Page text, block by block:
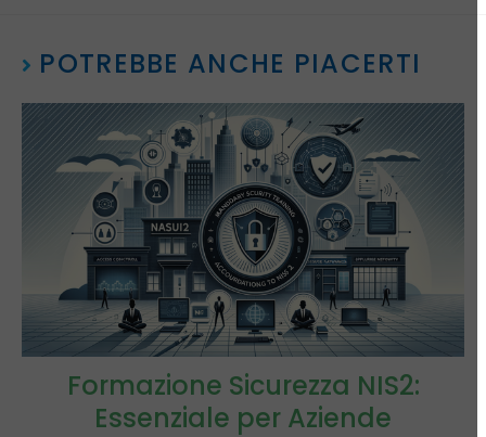
POTREBBE ANCHE PIACERTI
Formazione Sicurezza NIS2:
Essenziale per Aziende